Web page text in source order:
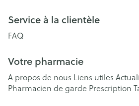
Service à la clientèle
FAQ
Votre pharmacie
A propos de nous Liens utiles
Pharmacien de garde Prescription